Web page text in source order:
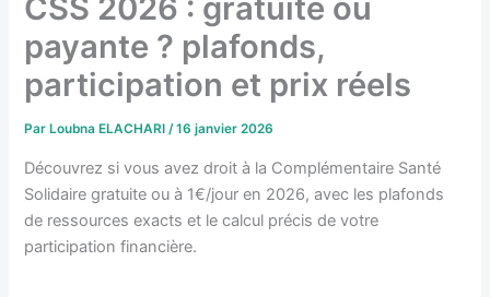
CSS 2026 : gratuite ou
payante ? plafonds,
participation et prix réels
Par Loubna ELACHARI/16 janvier 2026
Découvrez si vous avez droit à la Complémentaire Santé
Solidaire gratuite ou à 1€/jour en 2026, avec les plafonds
de ressources exacts et le calcul précis de votre
participation financière.